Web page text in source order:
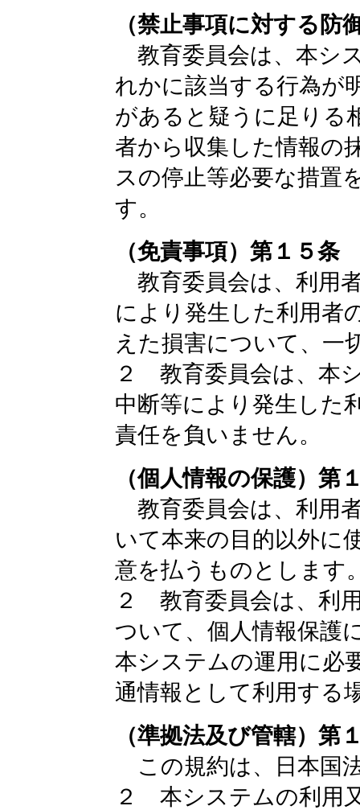
（禁止事項に対する防
教育委員会は、本シ
れかに該当する行為が
があると疑うに足りる
者から収集した情報の
スの停止等必要な措置
す。
（免責事項）第１５条
教育委員会は、利用
により発生した利用者
えた損害について、一
２ 教育委員会は、本
中断等により発生した
責任を負いません。
（個人情報の保護）第
教育委員会は、利用
いて本来の目的以外に
意を払うものとします
２ 教育委員会は、利
ついて、個人情報保護
本システムの運用に必
通情報として利用する
（準拠法及び管轄）第
この規約は、日本国
２ 本システムの利用